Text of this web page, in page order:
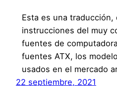
Esta es una traducción,
instrucciones del muy
fuentes de
fuentes ATX, los
usados en el mercado
22 septiembre, 2021